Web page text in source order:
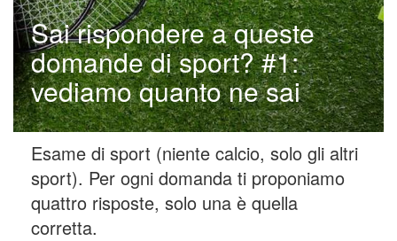
Sai rispondere a queste
domande di sport? #1:
vediamo quanto ne sai
Esame di sport (niente calcio, solo gli altri
sport). Per ogni domanda ti proponiamo
quattro risposte, solo una è quella
corretta.